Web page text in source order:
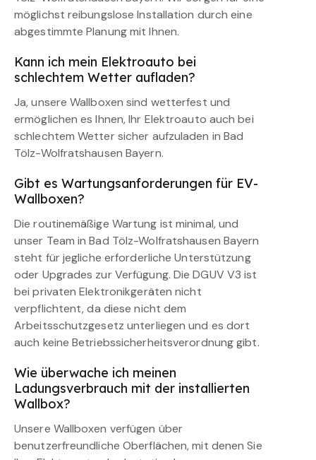
möglichst reibungslose Installation durch eine
abgestimmte Planung mit Ihnen.
Kann ich mein Elektroauto bei
schlechtem Wetter aufladen?
Ja, unsere Wallboxen sind wetterfest und
ermöglichen es Ihnen, Ihr Elektroauto auch bei
schlechtem Wetter sicher aufzuladen in Bad
Tölz-Wolfratshausen Bayern.
Gibt es Wartungsanforderungen für EV-
Wallboxen?
Die routinemäßige Wartung ist minimal, und
unser Team in Bad Tölz-Wolfratshausen Bayern
steht für jegliche erforderliche Unterstützung
oder Upgrades zur Verfügung. Die DGUV V3 ist
bei privaten Elektronikgeräten nicht
verpflichtent, da diese nicht dem
Arbeitsschutzgesetz unterliegen und es dort
auch keine Betriebssicherheitsverordnung gibt.
Wie überwache ich meinen
Ladungsverbrauch mit der installierten
Wallbox?
Unsere Wallboxen verfügen über
benutzerfreundliche Oberflächen, mit denen Sie